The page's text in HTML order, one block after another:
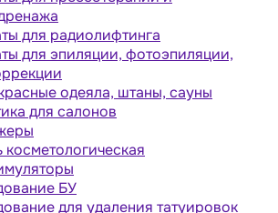
для радиолифтинга
для эпиляции, фотоэпиляции,
одеяла, штаны, сауны
для салонов
БУ
для удаления татуировок